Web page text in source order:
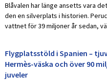
Blåvalen har länge ansetts vara
den en silverplats i historien.
vattnet för 39 miljoner år sedan,
Flygplatsstöld i Spanien –
Hermès-väska och över 90
juveler